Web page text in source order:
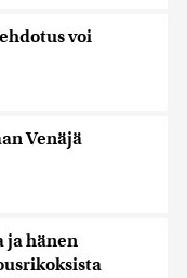
voi
Venäjä
ja hänen